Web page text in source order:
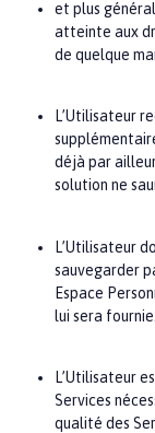
et plus
atteinte aux
de quelque
L’Utilisateur
déjà par
solution ne
L’Utilisateur
sauvegarder
Espace
lui sera fournie.
L’Utilisateur
Services
qualité des